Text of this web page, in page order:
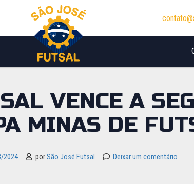
VENCE A
MINAS DE
2024 porSão José Futsal Deixar um comentário